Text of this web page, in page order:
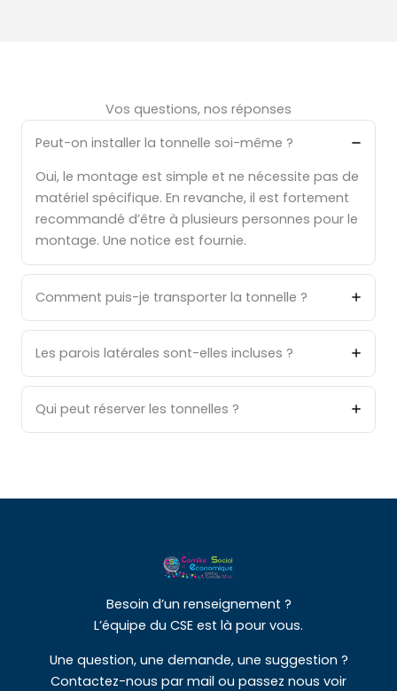
Vos questions, nos réponses
Peut-on installer la tonnelle soi-même ?
Oui, le montage est simple et ne nécessite pas de
matériel spécifique. En revanche, il est fortement
recommandé d’être à plusieurs personnes pour le
montage. Une notice est fournie.
Comment puis-je transporter la tonnelle ?
Les parois latérales sont-elles incluses ?
Qui peut réserver les tonnelles ?
Besoin d’un renseignement ?
L’équipe du CSE est là pour vous.
Une question, une demande, une suggestion ?
Contactez-nous par mail ou passez nous voir